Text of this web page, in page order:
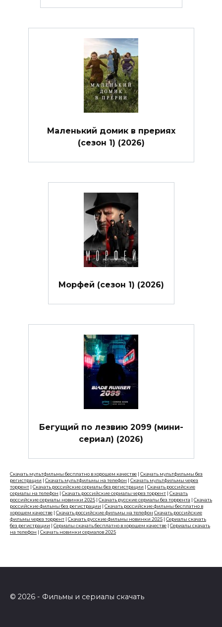
Маленький домик в прериях
(сезон 1) (2026)
Морфей (сезон 1) (2026)
Бегущий по лезвию 2099 (мини-
сериал) (2026)
Скачать мультфильмы бесплатно в хорошем качестве | Скачать мультфильмы без
регистрации | Скачать мультфильмы на телефон | Скачать мультфильмы через
торрент | Скачать российские сериалы без регистрации | Скачать российские
сериалы на телефон | Скачать российские сериалы через торрент | Скачать
российские сериалы новинки 2025 | Скачать русские сериалы без торрента | Скачать
российские фильмы без регистрации | Скачать российские фильмы бесплатно в
хорошем качестве | Скачать российские фильмы на телефон Скачать российские
фильмы через торрент | Скачать русские фильмы новинки 2025 | Сериалы скачать
без регистрации | Сериалы скачать бесплатно в хорошем качестве | Сериалы скачать
на телефон | Скачать новинки сериалов 2025
© 2026 - Фильмы и сериалы скачать